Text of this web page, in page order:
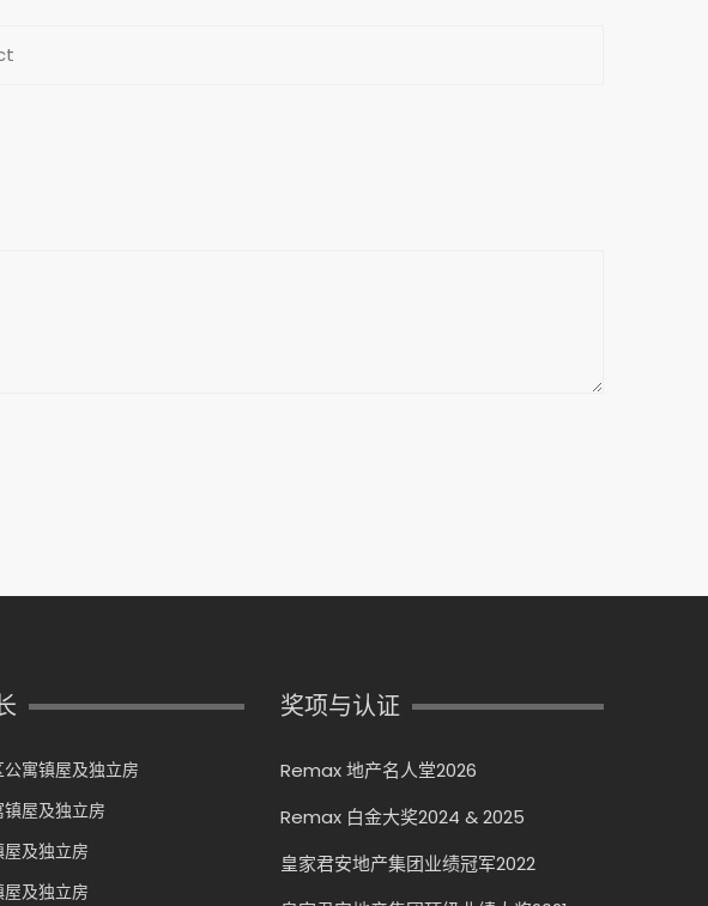
寓镇屋及独立房
屋及独立房
及独立房
及独立房
奖项与认证
Remax 地产名人堂2026
Remax 白金大奖2024 & 2025
皇家君安地产集团业绩冠军2022